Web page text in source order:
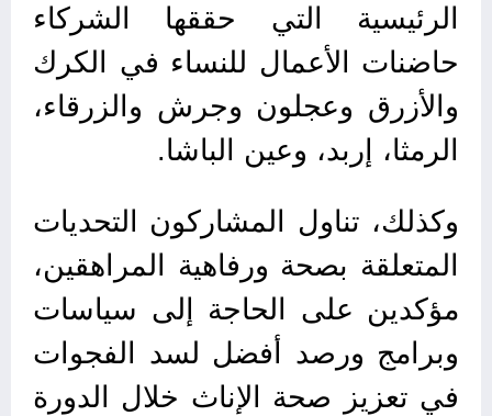
الرئيسية التي حققها الشركاء
حاضنات الأعمال للنساء في الكرك
والأزرق وعجلون وجرش والزرقاء،
الرمثا، إربد، وعين الباشا.
وكذلك، تناول المشاركون التحديات
المتعلقة بصحة ورفاهية المراهقين،
مؤكدين على الحاجة إلى سياسات
وبرامج ورصد أفضل لسد الفجوات
في تعزيز صحة الإناث خلال الدورة